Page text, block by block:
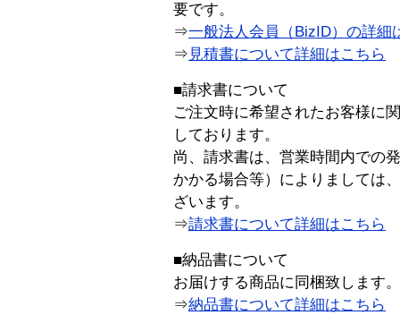
要です。
⇒一般法人会員（BizID）の詳細
⇒ 見積書について詳細はこちら
■請求書について
ご注文時に希望されたお客様に
しております。
尚、請求書は、営業時間内での
かかる場合等）によりましては
ざいます。
⇒請求書について詳細はこちら
■納品書について
お届けする商品に同梱致します。
⇒納品書について詳細はこちら